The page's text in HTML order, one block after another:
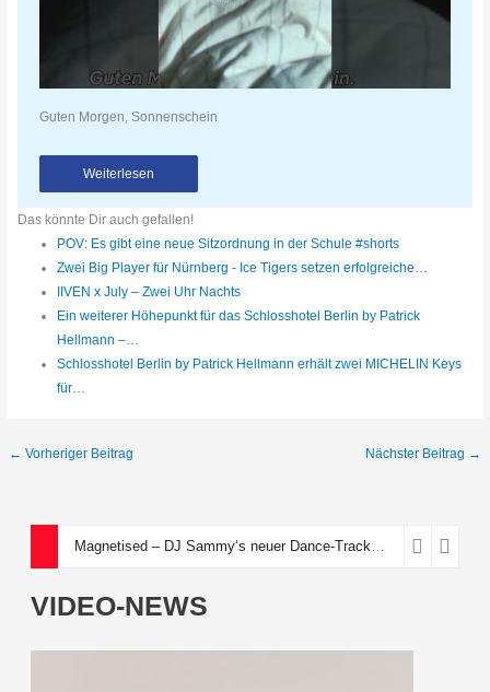
Guten Morgen, Sonnenschein
Weiterlesen
Das könnte Dir auch gefallen!
POV: Es gibt eine neue Sitzordnung in der Schule #shorts
Zwei Big Player für Nürnberg - Ice Tigers setzen erfolgreiche…
IIVEN x July – Zwei Uhr Nachts
Ein weiterer Höhepunkt für das Schlosshotel Berlin by Patrick
Hellmann –…
Schlosshotel Berlin by Patrick Hellmann erhält zwei MICHELIN Keys
für…
← Vorheriger Beitrag Nächster Beitrag →
Magnetised – DJ Sammy‘s neuer Dance-Track über eine toxische Anziehungskraft
VIDEO-NEWS